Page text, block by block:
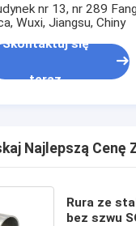
nr 13, nr 289
Wuxi, Jiangsu, Chiny
Skontaktuj się
teraz
Najlepszą Cenę
Rura ze
bez szwu